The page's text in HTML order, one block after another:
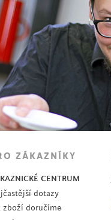
ZÁKAZNÍKY
CENTRUM
dotazy
zboží doručíme